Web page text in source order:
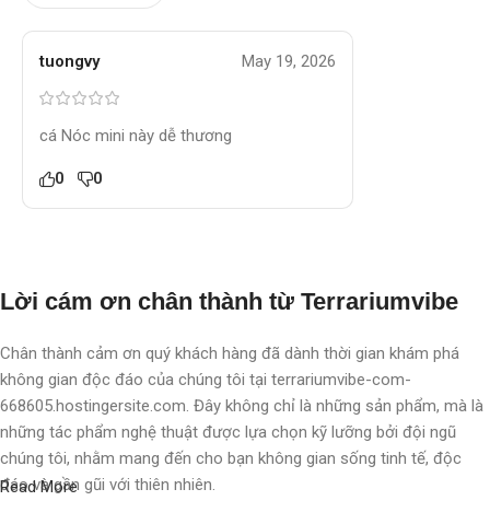
tuongvy May 19, 2026
cá Nóc mini này dễ thương
0 0
Lời cám ơn chân thành từ Terrariumvibe
Chân thành cảm ơn quý khách hàng đã dành thời gian khám phá
không gian độc đáo của chúng tôi tại terrariumvibe-com-
668605.hostingersite.com. Đây không chỉ là những sản phẩm, mà là
những tác phẩm nghệ thuật được lựa chọn kỹ lưỡng bởi đội ngũ
chúng tôi, nhằm mang đến cho bạn không gian sống tinh tế, độc
đáo và gần gũi với thiên nhiên.
Read More